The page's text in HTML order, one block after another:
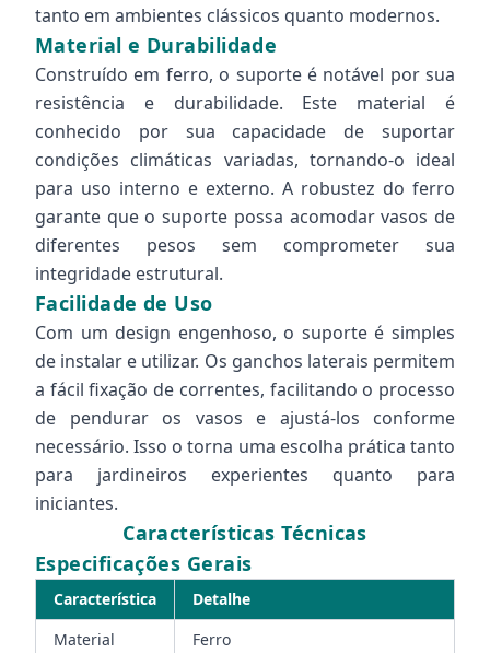
tanto em ambientes clássicos quanto modernos.
Material e Durabilidade
Construído em ferro, o suporte é notável por sua
resistência e durabilidade. Este material é
conhecido por sua capacidade de suportar
condições climáticas variadas, tornando-o ideal
para uso interno e externo. A robustez do ferro
garante que o suporte possa acomodar vasos de
diferentes pesos sem comprometer sua
integridade estrutural.
Facilidade de Uso
Com um design engenhoso, o suporte é simples
de instalar e utilizar. Os ganchos laterais permitem
a fácil fixação de correntes, facilitando o processo
de pendurar os vasos e ajustá-los conforme
necessário. Isso o torna uma escolha prática tanto
para jardineiros experientes quanto para
iniciantes.
Características Técnicas
Especificações Gerais
Característica
Detalhe
Material
Ferro